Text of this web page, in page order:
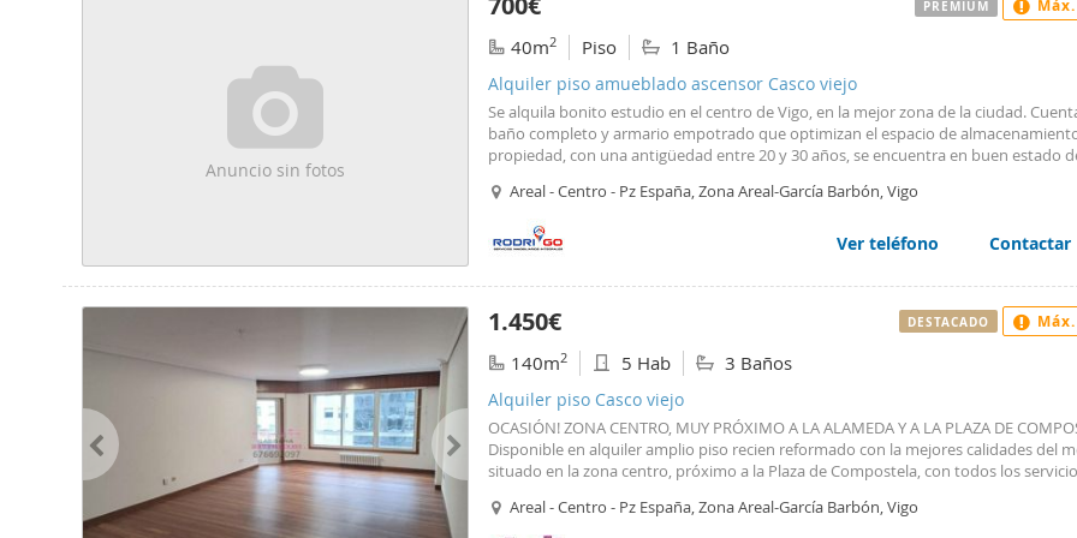
Anuncio sin fotos
40m2 Piso 1 Baño
Alquiler piso amueblado ascensor Casco viejo
Se alquila bonito estudio en el centro de Vigo, en la mejor zona de la ciudad.
baño completo y armario empotrado que optimizan el espacio de
propiedad, con una antigüedad entre 20 y 30 años, se encuentra en buen estado
exterior de aluminio, que garantizan un ambiente cálido y confortable. La cocina
portero automático, puerta blindada y teléfono. Es un piso exterior, ideal para
Areal - Centro - Pz España, Zona Areal-García Barbón, Vigo
Ver teléfono Contactar
PREMIUM
1.450€
140m2 5 Hab 3 Baños
Alquiler piso Casco viejo
OCASIÓN! ZONA CENTRO, MUY PRÓXIMO A LA ALAMEDA Y A LA PLAZA DE
Disponible en alquiler amplio piso recien reformado con la mejores calidades del
situado en la zona centro, próximo a la Plaza de Compostela, con todos los
armarios empotrados y electrodomésticos. Exterior, muy alegre y con mucha luz
Areal - Centro - Pz España, Zona Areal-García Barbón, Vigo
DESTACADO